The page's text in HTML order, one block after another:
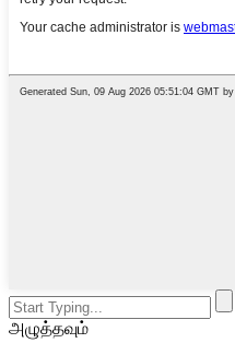
அழுத்தவும்